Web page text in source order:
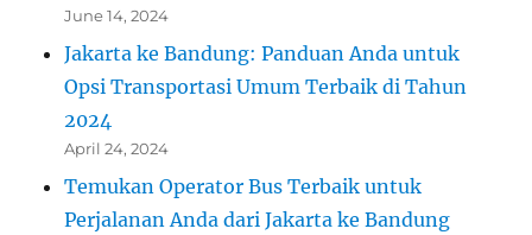
June 14, 2024
Jakarta ke Bandung: Panduan Anda untuk
Opsi Transportasi Umum Terbaik di Tahun
2024
April 24, 2024
Temukan Operator Bus Terbaik untuk
Perjalanan Anda dari Jakarta ke Bandung